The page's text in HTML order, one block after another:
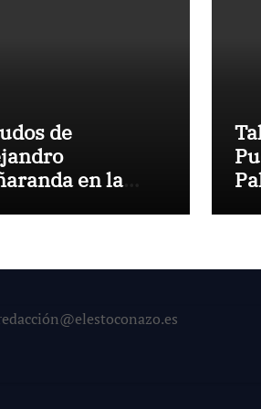
de
en la